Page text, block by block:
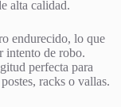
alta calidad.
endurecido, lo que
intento de robo.
perfecta para
racks o vallas.